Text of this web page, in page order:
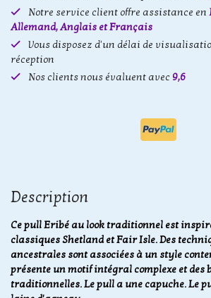
Notre service client offre assistance en
Allemand, Anglais et Français
Vous disposez d'un délai de
réception
Nos clients nous évaluent avec 9,6
Description
Ce pull Eribé au look traditionnel est
classiques Shetland et Fair Isle. Des
ancestrales sont associées à un style
présente un motif intégral complexe et
traditionnelles. Le pull a une capuche. Le